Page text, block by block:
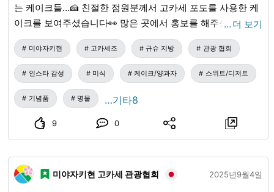
가) ・마루후쿠 타카하시 명산점(丸福高橋名産店)(아타미 역
앞 나카미세 상점가) ・아타미시 관광협회(아타미시 나기사초
친수공원 내)
는 케이크들…🍰 친절한 점원분께서 고카세 포도를 사용한 케
이크를 보여주셨습니다👀 많은 곳에서 홍보를 해주신 덕분인
지, 고카세 포도를 사용한 케이크를 사러 오시는 손님도 있다
고 합니다😆 저는 캠벨 얼리(Campbell Early)를 사용한 소프
트 아이스크림을 먹어봤습니다🍦 너무 달지 않은 소프트 아이
스크림 속에 캠벨 얼리의 향이 은은하게 퍼져, 아직 더운 이 시
기에 딱이었습니다😍 고카세 포도를 사용한 케이크 판매는 9
셰르 시즌즈』에 가보세요😊
… 더 보기
미야자키현 고카세조 규슈 지방 관광 협회
인스타 감성 미식 케이크/양과자 스위트/디저트
기념품 명물 …기타8
9 0
미야자키현 고카세 관광협회 2025년9월4일